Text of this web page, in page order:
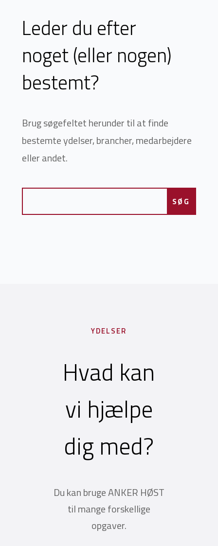
Leder du efter
noget (eller nogen)
bestemt?
Brug søgefeltet herunder til at finde
bestemte ydelser, brancher, medarbejdere
eller andet.
YDELSER
Hvad kan
vi hjælpe
dig med?
Du kan bruge ANKER HØST
til mange forskellige
opgaver.